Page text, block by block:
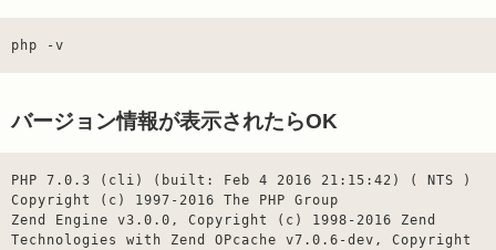
php -v
バージョン情報が表示されたらOK
PHP 7.0.3 (cli) (built: Feb 4 2016 21:15:42) ( NTS )
Copyright (c) 1997-2016 The PHP Group
Zend Engine v3.0.0, Copyright (c) 1998-2016 Zend
Technologies with Zend OPcache v7.0.6-dev, Copyright